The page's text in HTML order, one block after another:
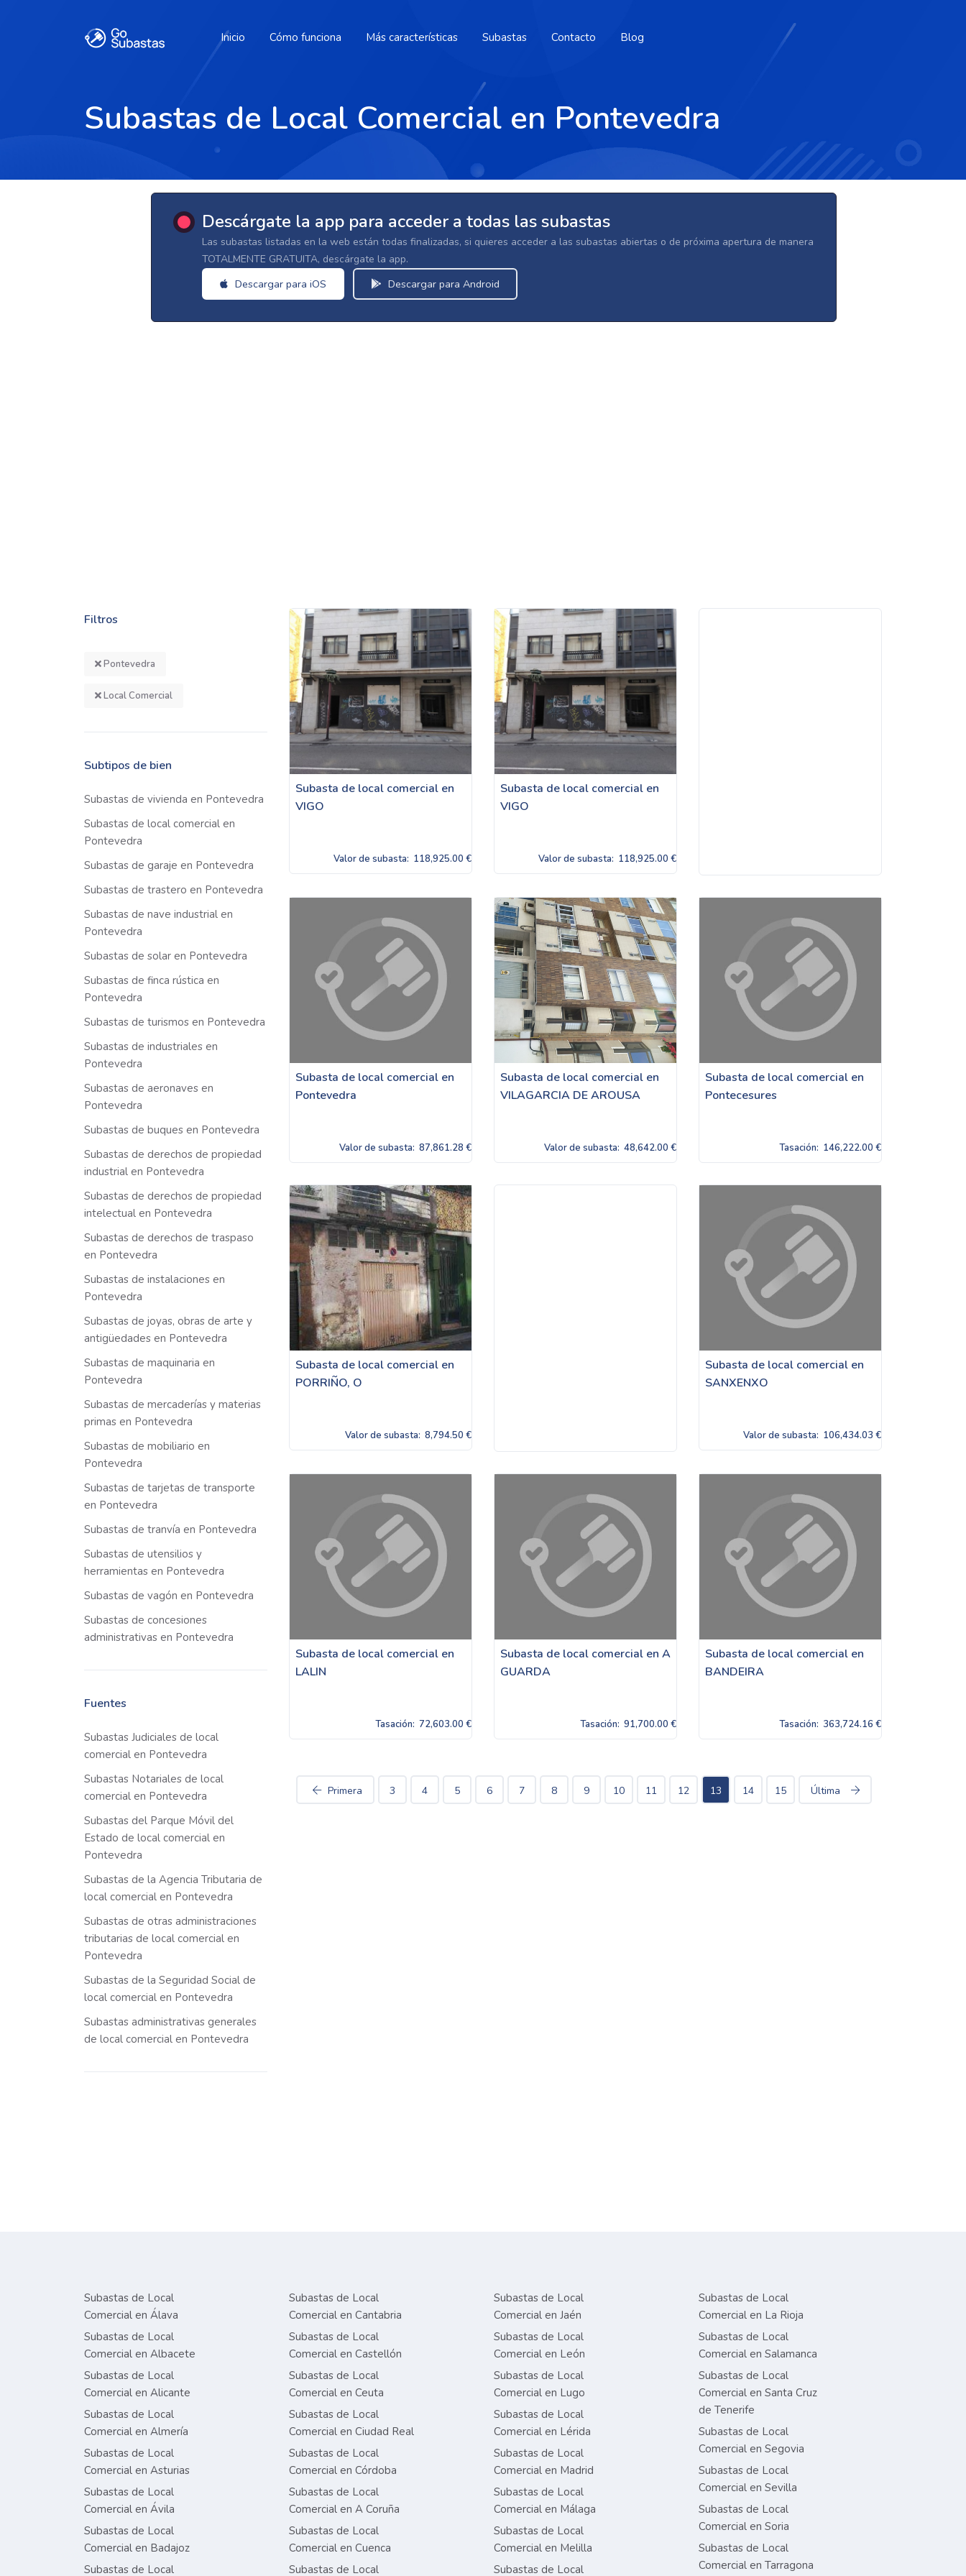
Inicio Cómo funciona Más características Subastas Contacto Blog
Subastas de Local Comercial en Pontevedra
Descárgate la app para acceder a todas las subastas
Las subastas listadas en la web están todas finalizadas, si quieres acceder a las subastas abiertas o de próxima apertura de manera
TOTALMENTE GRATUITA, descárgate la app.
Descargar para iOS Descargar para Android
Filtros
Pontevedra
Local Comercial
Subtipos de bien
Subastas de vivienda en Pontevedra
Subastas de local comercial en
Pontevedra
Subastas de garaje en Pontevedra
Subastas de trastero en Pontevedra
Subastas de nave industrial en
Pontevedra
Subastas de solar en Pontevedra
Subastas de finca rústica en
Pontevedra
Subastas de turismos en Pontevedra
Subastas de industriales en
Pontevedra
Subastas de aeronaves en
Pontevedra
Subastas de buques en Pontevedra
Subastas de derechos de propiedad
industrial en Pontevedra
Subastas de derechos de propiedad
intelectual en Pontevedra
Subastas de derechos de traspaso
en Pontevedra
Subastas de instalaciones en
Pontevedra
Subastas de joyas, obras de arte y
antigüedades en Pontevedra
Subastas de maquinaria en
Pontevedra
Subastas de mercaderías y materias
primas en Pontevedra
Subastas de mobiliario en
Pontevedra
Subastas de tarjetas de transporte
en Pontevedra
Subastas de tranvía en Pontevedra
Subastas de utensilios y
herramientas en Pontevedra
Subastas de vagón en Pontevedra
Subastas de concesiones
administrativas en Pontevedra
Fuentes
Subastas Judiciales de local
comercial en Pontevedra
Subastas Notariales de local
comercial en Pontevedra
Subastas del Parque Móvil del
Estado de local comercial en
Pontevedra
Subastas de la Agencia Tributaria de
local comercial en Pontevedra
Subastas de otras administraciones
tributarias de local comercial en
Pontevedra
Subastas de la Seguridad Social de
local comercial en Pontevedra
Subastas administrativas generales
de local comercial en Pontevedra
Subasta de local comercial en
VIGO
Valor de subasta: 118,925.00 €
Subasta de local comercial en
VIGO
Valor de subasta: 118,925.00 €
Subasta de local comercial en
Pontevedra
Valor de subasta: 87,861.28 €
Subasta de local comercial en
VILAGARCIA DE AROUSA
Valor de subasta: 48,642.00 €
Subasta de local comercial en
Pontecesures
Tasación: 146,222.00 €
Subasta de local comercial en
PORRIÑO, O
Valor de subasta: 8,794.50 €
Subasta de local comercial en
SANXENXO
Valor de subasta: 106,434.03 €
Subasta de local comercial en
LALIN
Tasación: 72,603.00 €
Subasta de local comercial en A
GUARDA
Tasación: 91,700.00 €
Subasta de local comercial en
BANDEIRA
Tasación: 363,724.16 €
Primera 3 4 5 6 7 8 9 10 11 12 13 14 15 Última
Subastas de Local
Comercial en Álava
Subastas de Local
Comercial en Albacete
Subastas de Local
Comercial en Alicante
Subastas de Local
Comercial en Almería
Subastas de Local
Comercial en Asturias
Subastas de Local
Comercial en Ávila
Subastas de Local
Comercial en Badajoz
Subastas de Local
Subastas de Local
Comercial en Cantabria
Subastas de Local
Comercial en Castellón
Subastas de Local
Comercial en Ceuta
Subastas de Local
Comercial en Ciudad Real
Subastas de Local
Comercial en Córdoba
Subastas de Local
Comercial en A Coruña
Subastas de Local
Comercial en Cuenca
Subastas de Local
Subastas de Local
Comercial en Jaén
Subastas de Local
Comercial en León
Subastas de Local
Comercial en Lugo
Subastas de Local
Comercial en Lérida
Subastas de Local
Comercial en Madrid
Subastas de Local
Comercial en Málaga
Subastas de Local
Comercial en Melilla
Subastas de Local
Subastas de Local
Comercial en La Rioja
Subastas de Local
Comercial en Salamanca
Subastas de Local
Comercial en Santa Cruz
de Tenerife
Subastas de Local
Comercial en Segovia
Subastas de Local
Comercial en Sevilla
Subastas de Local
Comercial en Soria
Subastas de Local
Comercial en Tarragona